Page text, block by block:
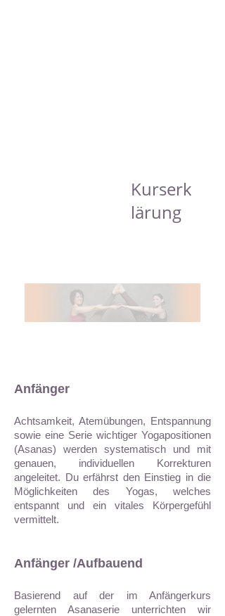
Kurserk
lärung
Anfänger
Achtsamkeit, Atemübungen, Entspannung
sowie eine Serie wichtiger Yogapositionen
(Asanas) werden systematisch und mit
genauen, individuellen Korrekturen
angeleitet. Du erfährst den Einstieg in die
Möglichkeiten des Yogas, welches
entspannt und ein vitales Körpergefühl
vermittelt.
Anfänger /Aufbauend
Basierend auf der im Anfängerkurs
gelernten Asanaserie unterrichten wir